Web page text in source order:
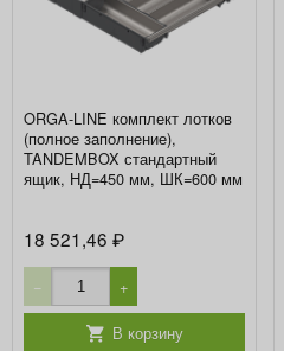
ORGA-LINE комплект лотков
(полное заполнение),
TANDEMBOX стандартный
ящик, НД=450 мм, ШК=600 мм
18 521,46₽
− +
В корзину